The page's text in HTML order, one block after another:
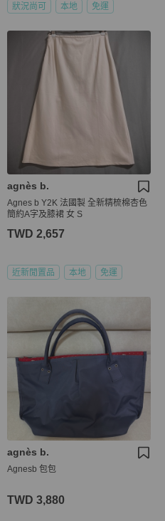
狀況尚可 本地 免運
agnès b.
Agnes b Y2K 法國製 全新精梳棉杏色
簡約A字及膝裙 女 S
TWD 2,657
近新閒置品 本地 免運
agnès b.
Agnesb 包包
TWD 3,880